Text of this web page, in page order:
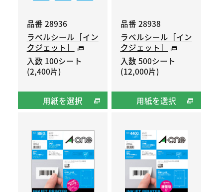
品番 28936
ラベルシール［イン
クジェット］
入数 100シート
(2,400片)
用紙を選択
品番 28938
ラベルシール［イン
クジェット］
入数 500シート
(12,000片)
用紙を選択